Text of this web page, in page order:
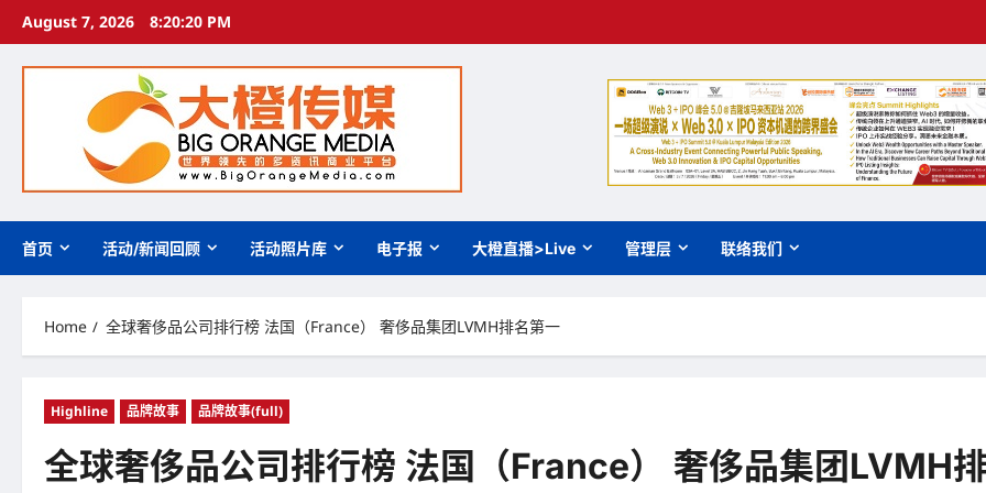
Skip
content
August 7, 2026 8:20:21 PM
首页 活动/新闻回顾 活动照片库 电子报 大橙直播>Live 管理层 联络我们
Home 全球奢侈品公司排行榜 法国（France） 奢侈品集团LVMH排名第一
Highline 品牌故事 品牌故事(full)
全球奢侈品公司排行榜 法国（France） 奢侈品集团LVMH